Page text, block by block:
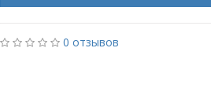
0 отзывов